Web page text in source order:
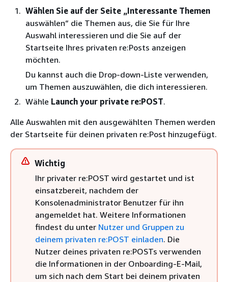
Wählen Sie auf der Seite „Interessante Themen
auswählen“ die Themen aus, die Sie für Ihre
Auswahl interessieren und die Sie auf der
Startseite Ihres privaten re:Posts anzeigen
möchten.
Du kannst auch die Drop-down-Liste verwenden,
um Themen auszuwählen, die dich interessieren.
Wähle Launch your private re:POST.
Alle Auswahlen mit den ausgewählten Themen werden
der Startseite für deinen privaten re:Post hinzugefügt.
Wichtig
Ihr privater re:POST wird gestartet und ist
einsatzbereit, nachdem der
Konsolenadministrator Benutzer für ihn
angemeldet hat. Weitere Informationen
findest du unter Nutzer und Gruppen zu
deinem privaten re:POST einladen. Die
Nutzer deines privaten re:POSTs verwenden
die Informationen in der Onboarding-E-Mail,
um sich nach dem Start bei deinem privaten